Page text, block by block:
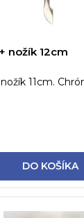
nožík 12cm
DO KOŠÍKA
11cm.